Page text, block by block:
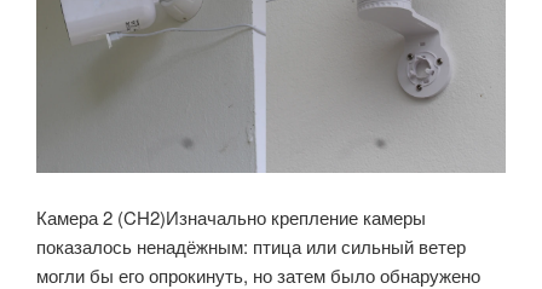
Камера 2 (CH2)Изначально крепление камеры
показалось ненадёжным: птица или сильный ветер
могли бы его опрокинуть, но затем было обнаружено